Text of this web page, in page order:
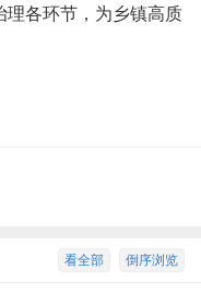
理各环节，为乡镇高质
倒序浏览
看全部